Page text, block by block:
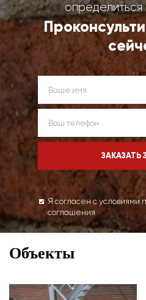
Я согласен с условиями
соглашения
Объекты